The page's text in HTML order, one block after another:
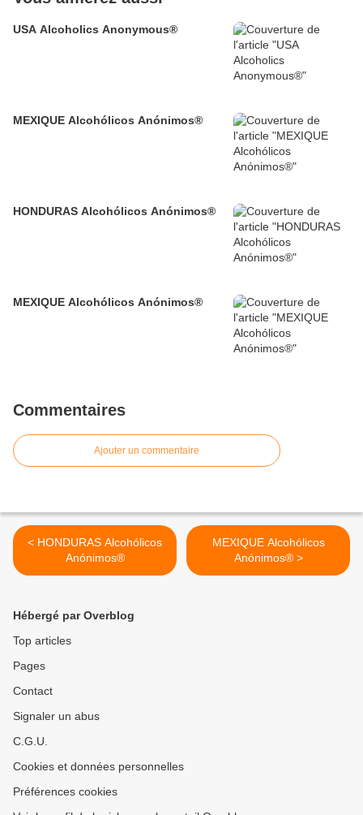
USA Alcoholics Anonymous®
MEXIQUE Alcohólicos Anónimos®
HONDURAS Alcohólicos Anónimos®
MEXIQUE Alcohólicos Anónimos®
Commentaires
Ajouter un commentaire
< HONDURAS Alcohólicos
Anónimos®
MEXIQUE Alcohólicos
Anónimos® >
Hébergé par Overblog
Top articles
Pages
Contact
Signaler un abus
C.G.U.
Cookies et données personnelles
Préférences cookies